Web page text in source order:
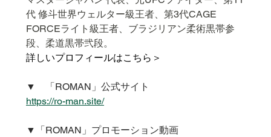
代 修斗世界ウェルター級王者、第3代CAGE
FORCEライト級王者、ブラジリアン柔術黒帯参
段、柔道黒帯弐段。
詳しいプロフィールはこちら＞
▼　「ROMAN」公式サイト
https://ro-man.site/
▼「ROMAN」プロモーション動画